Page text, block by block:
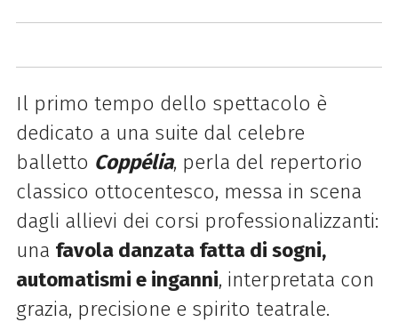
Il primo tempo dello spettacolo è
dedicato a una suite dal celebre
balletto Coppélia, perla del repertorio
classico ottocentesco, messa in scena
dagli allievi dei corsi professionalizzanti:
una favola danzata fatta di sogni,
automatismi e inganni, interpretata con
grazia, precisione e spirito teatrale.